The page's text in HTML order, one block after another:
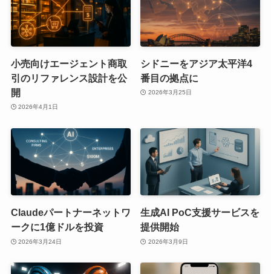
小売向けエージェント商取
引のリファレンス設計を公
開
2026年4月1日
シドニーをアジア太平洋4
番目の拠点に
2026年3月25日
Claudeパートナーネットワ
ークに1億ドルを投資
2026年3月24日
生成AI PoC支援サービスを
提供開始
2026年3月9日